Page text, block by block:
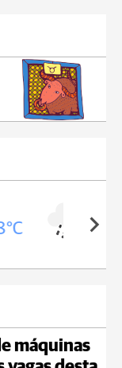
18°C
máquinas